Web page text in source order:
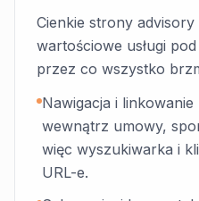
Cienkie strony
wartościowe usługi
przez co wszystko
Nawigacja i
wewnątrz umowy,
więc wyszukiwarka i
URL-e.